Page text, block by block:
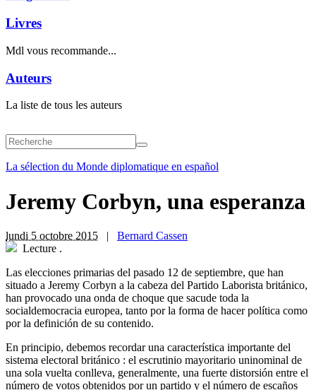
Livres
Mdl vous recommande...
Auteurs
La liste de tous les auteurs
La sélection du Monde diplomatique en español
Jeremy Corbyn, una esperanza
lundi 5 octobre 2015 | Bernard Cassen
Lecture .
Las elecciones primarias del pasado 12 de septiembre, que han
situado a Jeremy Corbyn a la cabeza del Partido Laborista británico,
han provocado una onda de choque que sacude toda la
socialdemocracia europea, tanto por la forma de hacer política como
por la definición de su contenido.
En principio, debemos recordar una característica importante del
sistema electoral británico : el escrutinio mayoritario uninominal de
una sola vuelta conlleva, generalmente, una fuerte distorsión entre el
número de votos obtenidos por un partido y el número de escaños